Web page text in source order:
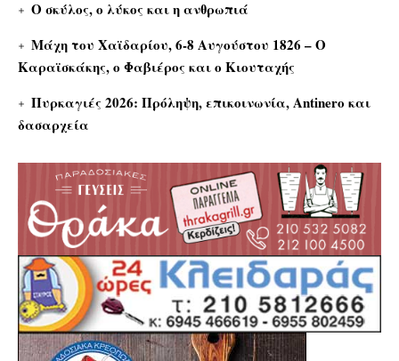
Ο σκύλος, ο λύκος και η ανθρωπιά
Μάχη του Χαϊδαρίου, 6-8 Αυγούστου 1826 – Ο
Καραϊσκάκης, ο Φαβιέρος και ο Κιουταχής
Πυρκαγιές 2026: Πρόληψη, επικοινωνία, Antinero και
δασαρχεία